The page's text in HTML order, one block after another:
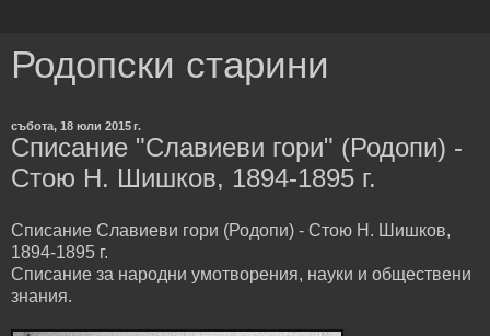
Родопски старини
събота, 18 юли 2015 г.
Списание "Славиеви гори" (Родопи) -
Стою Н. Шишков, 1894-1895 г.
Списание Славиеви гори (Родопи) - Стою Н. Шишков,
1894-1895 г.
Списание за народни умотворения, науки и обществени
знания.